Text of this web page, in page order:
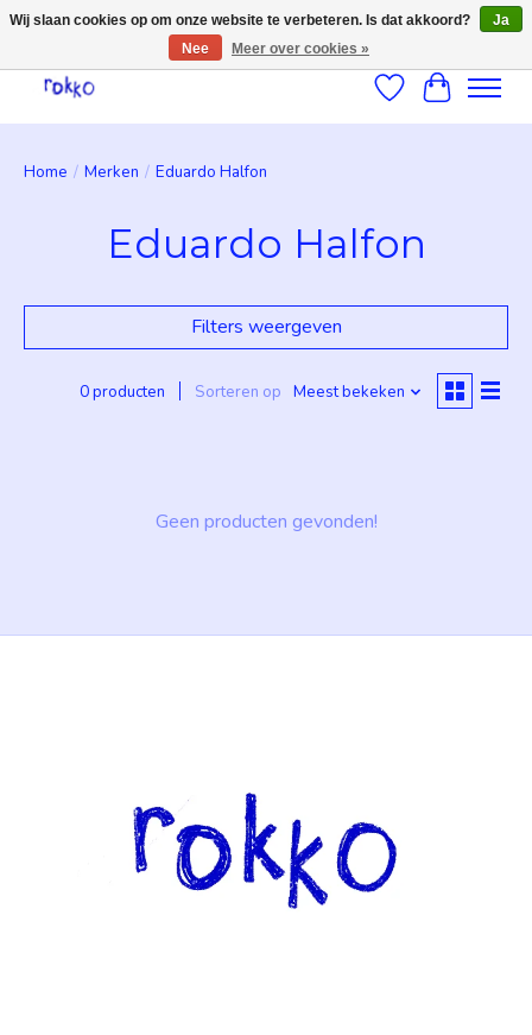
Verlanglijst
Home / Merken / Eduardo Halfon
Eduardo Halfon
Filters weergeven
0 producten Sorteren op Meest bekeken
Geen producten gevonden!
Wij slaan cookies op om onze website te verbeteren. Is dat akkoord?
Ja
Nee
Meer over cookies »